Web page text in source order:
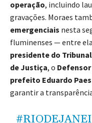
operação, incluindo
gravações. Moraes
emergenciais nesta
fluminenses — entre
presidente do
de Justiça, o
prefeito Eduardo Paes
garantir a